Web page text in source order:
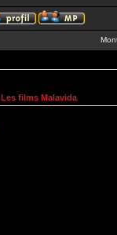
Les films Malavida